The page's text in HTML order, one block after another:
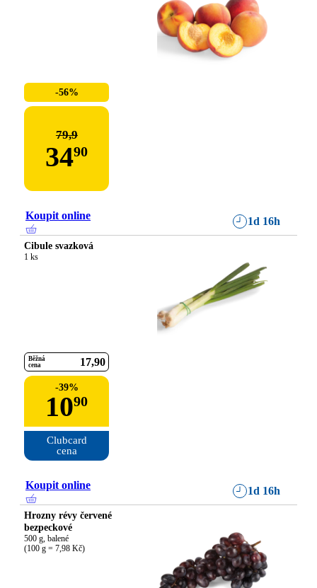
-56%
79,9
3490
Koupit online 1d 16h
Cibule svazková
1 ks
Běžná
cena
17 90
-39%
1090
Clubcard
cena
Koupit online 1d 16h
Hrozny révy červené
bezpeckové
500 g, balené
(100 g = 7,98 Kč)